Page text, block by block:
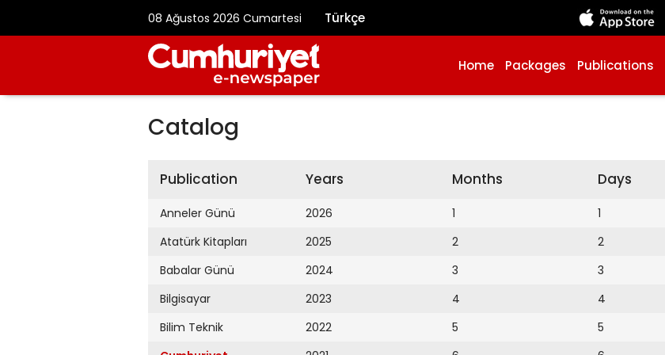
08 Ağustos 2026 Cumartesi Türkçe
Home Packages Publications
Catalog
Publication
Anneler Günü
Atatürk Kitapları
Babalar Günü
Bilgisayar
Bilim Teknik
Years
2026
2025
2024
2023
2022
Months
1
2
3
4
5
Days
1
2
3
4
5